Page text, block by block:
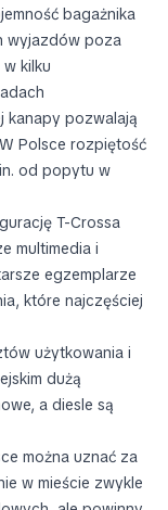
bagażnika
wyjazdów poza
kilku
kanapy pozwalają
Polsce rozpiętość
od popytu w
T-Crossa
multimedia i
egzemplarze
które najczęściej
użytkowania i
dużą
a diesle są
można uznać za
w mieście zwykle